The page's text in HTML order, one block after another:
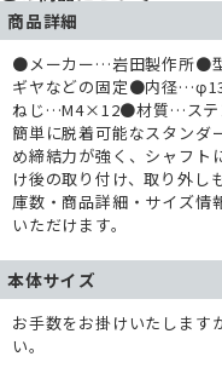
商品詳細
●メーカー…岩田製作所●
ギヤなどの固定●内径
ねじ…M4×12●材質…ステ
簡単に脱着可能なスタン
め締結力が強く、シャフ
け後の取り付け、取り外
庫数・商品詳細・サイズ情
いただけます。
本体サイズ
お手数をお掛けいたします
い。